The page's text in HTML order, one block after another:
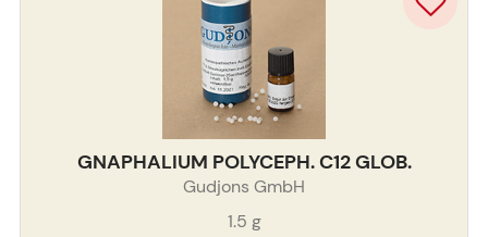
GNAPHALIUM POLYCEPH. C12 GLOB.
Gudjons GmbH
1.5 g